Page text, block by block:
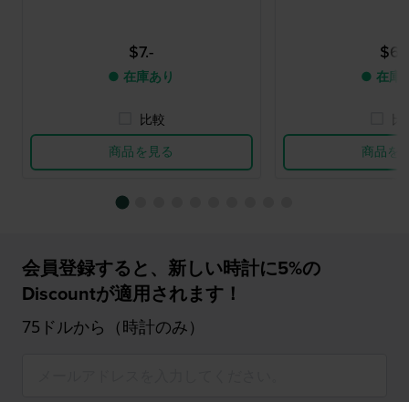
$7.-
● 在庫あり
比較
商品を見る
$6.-
● 在庫
商品を
会員登録すると、新しい時計に5%の
Discountが適用されます！
75ドルから（時計のみ）